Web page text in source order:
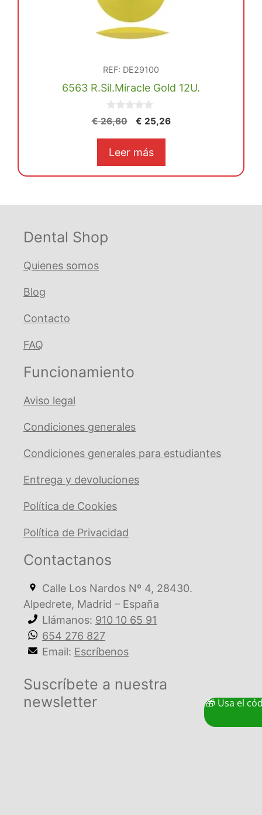
REF: DE29100
6563 R.Sil.Miracle Gold 12U.
0
d
€26,60
El
original
€ 26,60.
€ 25,26El
€ 25,26.
Leer más
Dental Shop
Quienes somos
Blog
Contacto
FAQ
Funcionamiento
Aviso legal
Condiciones generales
Condiciones generales para estudiantes
Entrega y devoluciones
Política de Cookies
Política de Privacidad
Contactanos
Calle Los Nardos Nº 4, 28430.
Alpedrete, Madrid – España
Llámanos: 910 10 65 91
654 276 827
Email: Escríbenos
Suscríbete a nuestra
newsletter
🎁 Usa el